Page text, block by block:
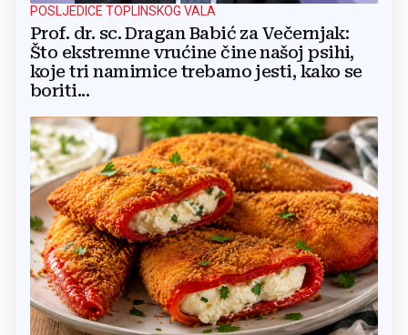
POSLJEDICE TOPLINSKOG VALA
Prof. dr. sc. Dragan Babić za Večernjak:
Što ekstremne vrućine čine našoj psihi,
koje tri namirnice trebamo jesti, kako se
boriti...